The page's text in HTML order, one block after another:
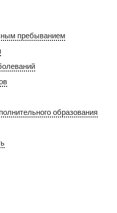
пребыванием
образования